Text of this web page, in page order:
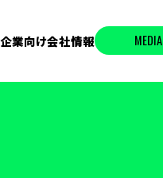
企業向け会社情報 MEDIA